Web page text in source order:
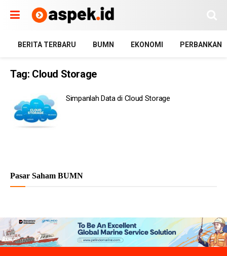
BERITA TERBARU BUMN EKONOMI PERBANKAN
Tag: Cloud Storage
Simpanlah Data di Cloud Storage
Pasar Saham BUMN